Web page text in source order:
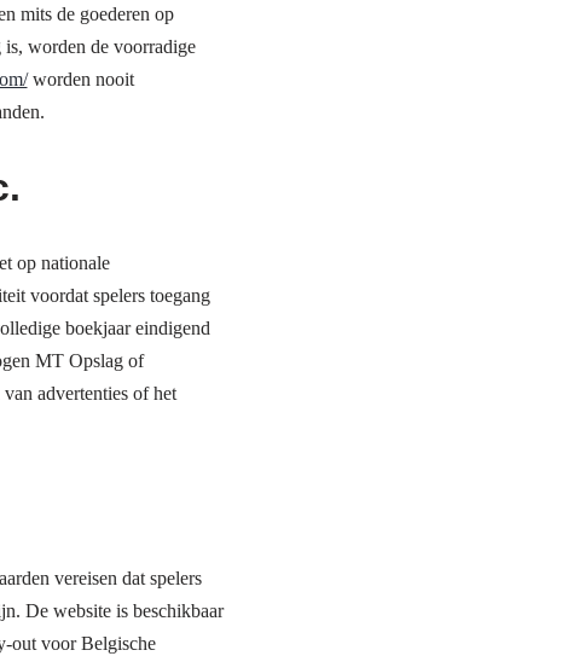
mits de goederen op
worden de voorradige
worden nooit
op nationale
voordat spelers toegang
boekjaar eindigend
MT Opslag of
advertenties of het
vereisen dat spelers
De website is beschikbaar
out voor Belgische